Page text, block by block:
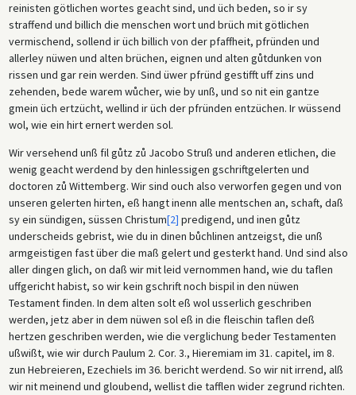
reinisten götlichen wortes geacht sind, und üch beden, so ir sy
straffend und billich die menschen wort und brüch mit götlichen
vermischend, sollend ir üch billich von der pfaffheit, pfründen und
allerley nüwen und alten brüchen, eignen und alten gůtdunken von
rissen und gar rein werden. Sind üwer pfründ gestifft uff zins und
zehenden, bede warem wůcher, wie by unß, und so nit ein gantze
gmein üch ertzücht, wellind ir üch der pfründen entzüchen. Ir wüssend
wol, wie ein hirt ernert werden sol.
Wir versehend unß fil gůtz zů Jacobo Struß und anderen etlichen, die
wenig geacht werdend by den hinlessigen gschriftgelerten und
doctoren zů Wittemberg. Wir sind ouch also verworfen gegen und von
unseren gelerten hirten, eß hangt inenn alle mentschen an, schaft, daß
sy ein sündigen, süssen Christum[2] predigend, und inen gůtz
underscheids gebrist, wie du in dinen bůchlinen antzeigst, die unß
armgeistigen fast über die maß gelert und gesterkt hand. Und sind also
aller dingen glich, on daß wir mit leid vernommen hand, wie du taflen
uffgericht habist, so wir kein gschrift noch bispil in den nüwen
Testament finden. In dem alten solt eß wol usserlich geschriben
werden, jetz aber in dem nüwen sol eß in die fleischin taflen deß
hertzen geschriben werden, wie die verglichung beder Testamenten
ußwißt, wie wir durch Paulum 2. Cor. 3., Hieremiam im 31. capitel, im 8.
zun Hebreieren, Ezechiels im 36. bericht werdend. So wir nit irrend, alß
wir nit meinend und gloubend, wellist die tafflen wider zegrund richten.